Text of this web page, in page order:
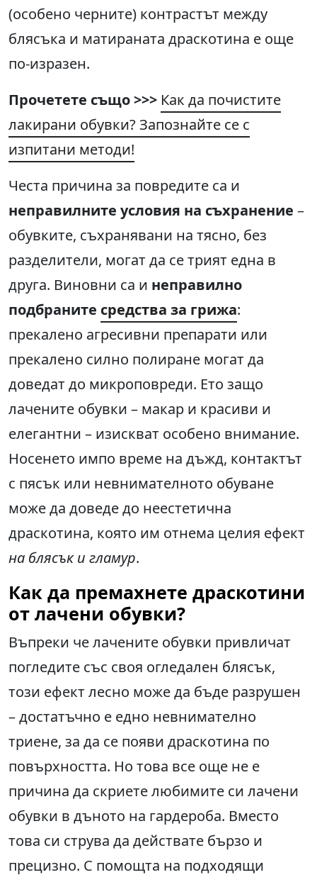
(особено черните) контрастът между
блясъка и матираната драскотина е още
по-изразен.
Прочетете също >>> Как да почистите
лакирани обувки? Запознайте се с
изпитани методи!
Честа причина за повредите са и
неправилните условия на съхранение –
обувките, съхранявани на тясно, без
разделители, могат да се трият една в
друга. Виновни са и неправилно
подбраните средства за грижа:
прекалено агресивни препарати или
прекалено силно полиране могат да
доведат до микроповреди. Ето защо
лачените обувки – макар и красиви и
елегантни – изискват особено внимание.
Носенето импо време на дъжд, контактът
с пясък или невнимателното обуване
може да доведе до неестетична
драскотина, която им отнема целия ефект
на блясък и гламур.
Как да премахнете драскотини
от лачени обувки?
Въпреки че лачените обувки привличат
погледите със своя огледален блясък,
този ефект лесно може да бъде разрушен
– достатъчно е едно невнимателно
триене, за да се появи драскотина по
повърхността. Но това все още не е
причина да скриете любимите си лачени
обувки в дъното на гардероба. Вместо
това си струва да действате бързо и
прецизно. С помощта на подходящи